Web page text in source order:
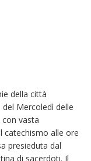
della città
Mercoledì delle
vasta
catechismo alle ore
presieduta dal
di sacerdoti. Il